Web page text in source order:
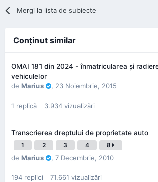
Mergi la lista de subiecte
Conţinut similar
OMAI 181 din 2024 - înmatricularea și
vehiculelor
de Marius , 23 Noiembrie, 2015
1 replică 3.934 vizualizări
Transcrierea dreptului de proprietate auto
1 2 3 4 8
de Marius , 7 Decembrie, 2010
194 replici 71.661 vizualizări